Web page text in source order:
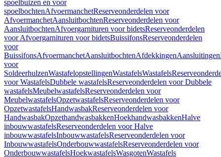
spoelbuizen en voor
spoelbochtenAfvoermanchetReserveonderdelen voor
AfvoermanchetAansluitbochtenReserveonderdelen voor
AansluitbochtenAfvoergarnituren voor bidetsReserveonderdelen
voor Afvoergarnituren voor bidetsBuissifonsReserveonderdelen
voor
BuissifonsAfvoermanchetAansluitbochtenAfdekkingenAansluitingen
voor
SoldeerhulzenWastafelopstellingenWastafelsWastafels
voor WastafelsDubbele wastafelsReserveonderdelen voor Dubbele
wastafelsMeubelwastafelsReserveonderdelen voor
MeubelwastafelsOpzetwastafelsReserveonderdelen voor
OpzetwastafelsHandwasbakReserveonderdelen voor
HandwasbakOpzethandwasbakkenHoekhandwasbakkenHalve
inbouwwastafelsReserveonderdelen voor Halve
inbouwwastafelsInbouwwastafelsReserveonderdelen voor
InbouwwastafelsOnderbouwwastafelsReserveonderdelen voor
OnderbouwwastafelsHoekwastafelsWasgotenWastafels